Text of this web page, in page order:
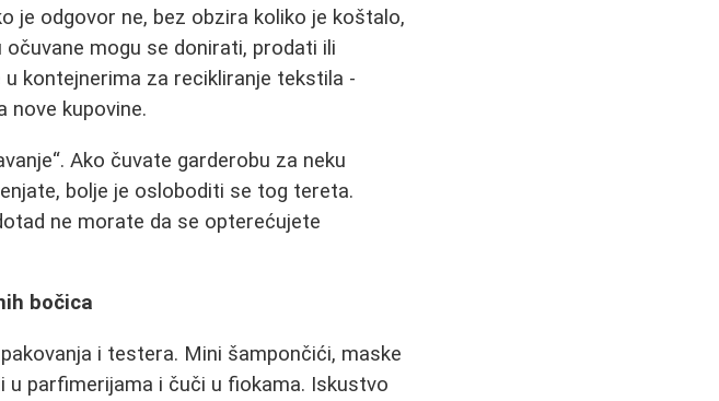
je odgovor ne, bez obzira koliko je koštalo,
mogu se donirati, prodati ili
kontejnerima za recikliranje tekstila -
nove kupovine.
Ako čuvate garderobu za neku
bolje je osloboditi se tog tereta.
ne morate da se opterećujete
bočica
i testera. Mini šampončići, maske
u parfimerijama i čuči u fiokama. Iskustvo